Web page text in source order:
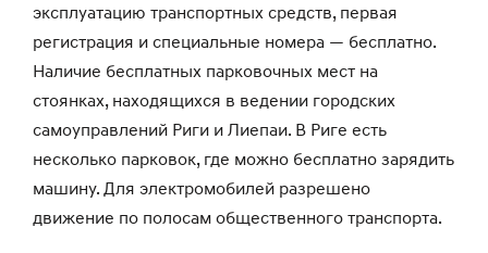
эксплуатацию транспортных средств, первая
регистрация и специальные номера — бесплатно.
Наличие бесплатных парковочных мест на
стоянках, находящихся в ведении городских
самоуправлений Риги и Лиепаи. В Риге есть
несколько парковок, где можно бесплатно зарядить
машину. Для электромобилей разрешено
движение по полосам общественного транспорта.